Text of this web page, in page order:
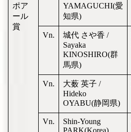
ポア
ール
賞
YAMAGUCHI(愛
知県)
Vn.
城代 さや香 /
Sayaka
KINOSHIRO(群
馬県)
Vn.
大薮 英子 /
Hideko
OYABU(静岡県)
Vn.
Shin-Young
PARK(Korea)